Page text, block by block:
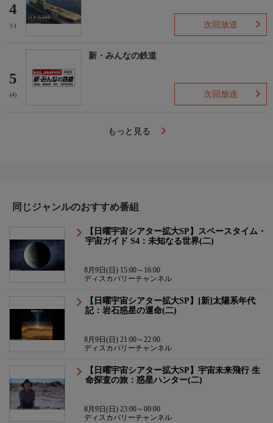
4
(-) 次回放送
5
(4)
新・みんなの鉄道
次回放送
もっと見る
同じジャンルのおすすめ番組
【日曜宇宙シアター拡大SP】スペースタイム・
宇宙ガイド S4：未知なる世界(二)
8月9日(日) 15:00～16:00
ディスカバリーチャンネル
【日曜宇宙シアター拡大SP】[新]太陽系年代
記：岩石惑星の運命(二)
8月9日(日) 21:00～22:00
ディスカバリーチャンネル
【日曜宇宙シアター拡大SP】宇宙未来飛行 生
命探査の旅：惑星ハンター(二)
8月9日(日) 23:00～00:00
ディスカバリーチャンネル